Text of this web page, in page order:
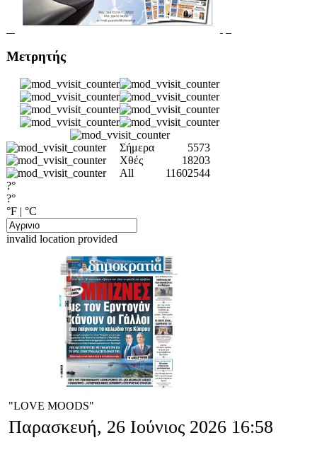
Μετρητής
Σήμερα
5573
Χθές
18203
All
11602544
?°
?°
°F | °C
invalid location provided
"LOVE MOODS"
Παρασκευή, 26 Ιούνιος 2026 16:58